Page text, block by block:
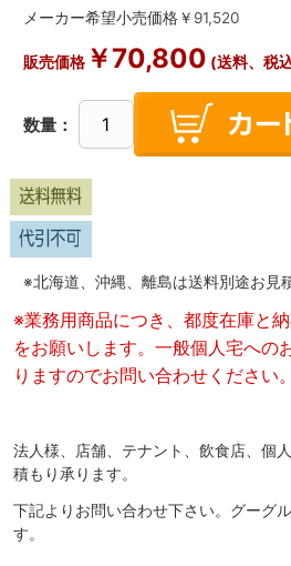
メーカー希望小売価格￥ 91,520
販売価格￥70,800 (送料、税
数量：
※北海道、沖縄、離島は送料別途お見
※業務用商品につき、都度在庫と
をお願いします。一般個人宅への
りますのでお問い合わせください。
法人様、店舗、テナント、飲食店、個
積もり承ります。
下記よりお問い合わせ下さい。グーグ
す。